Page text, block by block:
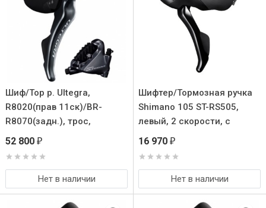
Шиф/Тор р. Ultegra,
R8020(прав 11ск)/BR-
R8070(задн.), трос,
оплетка, SM-BH90, для
52 800 ₽
Нет в наличии
Шифтер/Тормозная ручка
Shimano 105 ST-RS505,
левый, 2 скорости, c
тросом
16 970 ₽
Нет в наличии